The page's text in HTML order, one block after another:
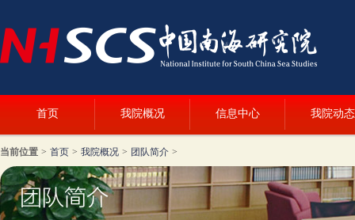
首页 我院概况 信息中心 我院动态
当前位置 > 首页 > 我院概况 > 团队简介 >